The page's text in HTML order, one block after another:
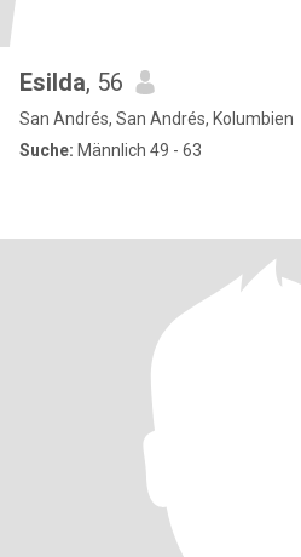
Esilda, 56
San Andrés, San Andrés, Kolumbien
Suche: Männlich 49 - 63